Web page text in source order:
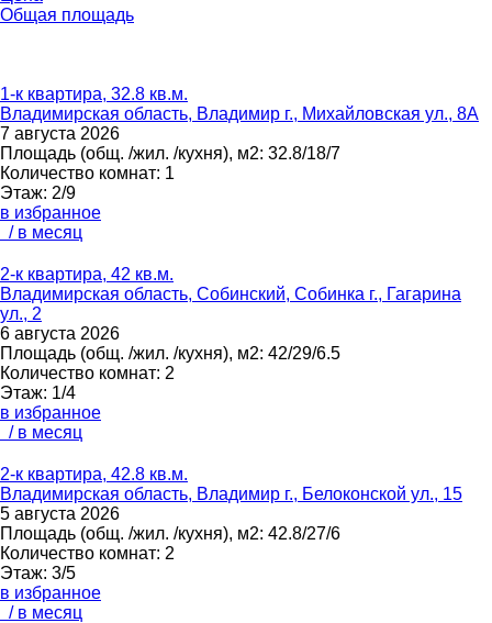
Общая площадь
1-к квартира, 32.8 кв.м.
Владимирская область, Владимир г., Михайловская ул., 8А
7 августа 2026
Площадь (общ. /жил. /кухня), м2: 32.8/18/7
Количество комнат: 1
Этаж: 2/9
в избранное
/ в месяц
2-к квартира, 42 кв.м.
Владимирская область, Собинский, Собинка г., Гагарина
ул., 2
6 августа 2026
Площадь (общ. /жил. /кухня), м2: 42/29/6.5
Количество комнат: 2
Этаж: 1/4
в избранное
/ в месяц
2-к квартира, 42.8 кв.м.
Владимирская область, Владимир г., Белоконской ул., 15
5 августа 2026
Площадь (общ. /жил. /кухня), м2: 42.8/27/6
Количество комнат: 2
Этаж: 3/5
в избранное
/ в месяц